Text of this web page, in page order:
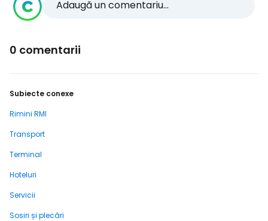
Adaugă un comentariu...
0 comentarii
Subiecte conexe
Rimini RMI
Transport
Terminal
Hoteluri
Servicii
Sosiri și plecări